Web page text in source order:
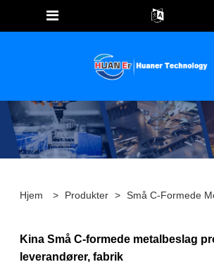
Hjem > Produkter > Små C-Formede
Kina Små C-formede metalbeslag
leverandører, fabrik